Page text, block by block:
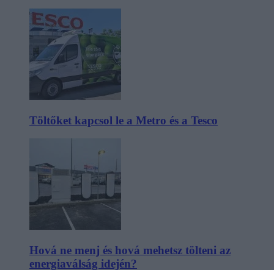
Töltőket kapcsol le a Metro és a Tesco
Hová ne menj és hová mehetsz tölteni az
energiaválság idején?